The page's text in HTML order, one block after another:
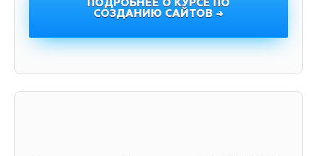
ПОДРОБНЕЕ О КУРСЕ ПО
СОЗДАНИЮ САЙТОВ →